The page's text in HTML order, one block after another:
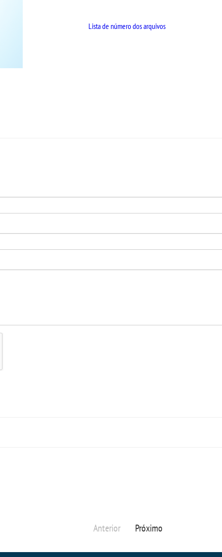
Lista de número dos arquivos
Anterior Próximo